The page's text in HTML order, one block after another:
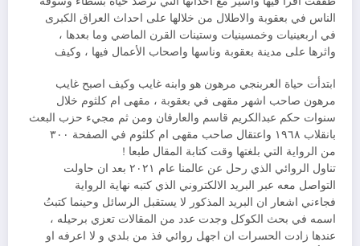
الناس في بعقوبة والاطلال من خلالها على احداث العراق الكبرى
في اربعينيات وخمسينيات وستينات القرن الماضي وما بعدها ،
واثرها على مدينة بعقوبة وناسها واصحاب الأعمال فيها ، وكيف
ابتدأت حياة العربنجي مرهون هو وابنه غايب وكيف اصبح غايب
مرهون صاحب اشهر مقهى في بعقوبة ، مقهى ام كلثوم خلال
سنوات حكم عبدالكريم قاسم والعارفان ومن ثم مجيء حزب البعث
بانقلاب ١٩٦٨ واعتقال صاحب مقهى ام كلثوم في الصفحة ٣٠٠
من الرواية التي بلغتها وقت كتابة المقال طبعا !
تناول الروائي الذي رحل عن عالمنا عام ٢٠٢١ بعد ان حاولت
التواصل معه عبر البريد الالكتروني الذي كتبه نهاية الرواية
فجاءني اشعار ان البريد المذكور لا يستقبل الرسائل وحينما كتبتُ
اسمه في بحث الكوكل وجدت عدد من المقالات تعزي برحيله ،
عندها زادت الحسرات ان اجهل روائي فذ من بلدي و لا اعرفه او